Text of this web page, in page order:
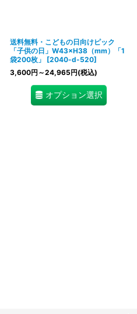
送料無料・こどもの日向けピック
「子供の日」W43×H38（mm）「1
袋200枚」
[2040-d-520]
3,600円 ～24,965円(税込)
オプション選択